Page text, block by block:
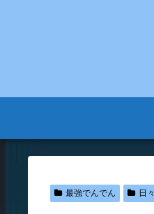
最強でんでん 日